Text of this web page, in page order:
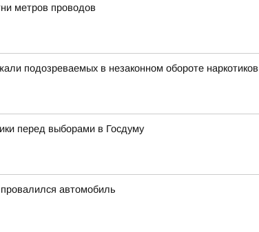
метров проводов
подозреваемых в незаконном обороте наркотиков
перед выборами в Госдуму
автомобиль